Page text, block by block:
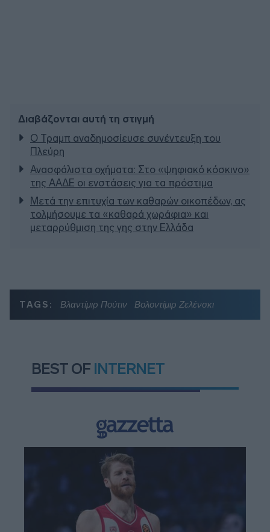
Διαβάζονται αυτή τη στιγμή
Ο Τραμπ αναδημοσίευσε συνέντευξη του
Πλεύρη
Ανασφάλιστα οχήματα: Στο «ψηφιακό κόσκινο»
της ΑΑΔΕ οι ενστάσεις για τα πρόστιμα
Μετά την επιτυχία των καθαρών οικοπέδων, ας
τολμήσουμε τα «καθαρά χωράφια» και
μεταρρύθμιση της γης στην Ελλάδα
TAGS: Βλαντίμιρ Πούτιν Βολοντίμιρ Ζελένσκι
BEST OF INTERNET